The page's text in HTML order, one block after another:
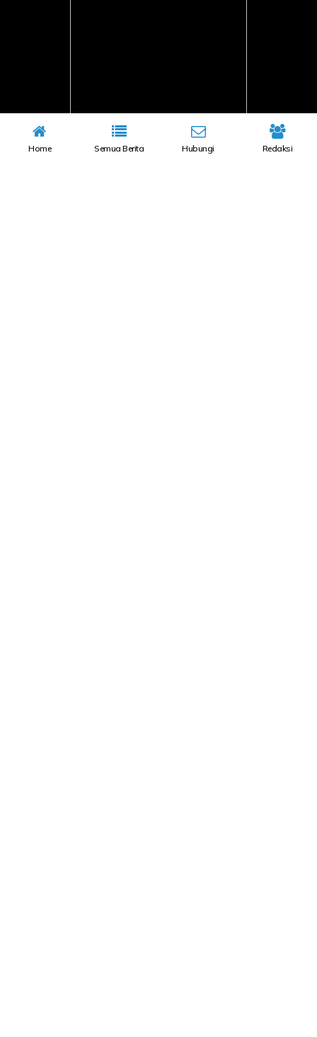
Home Semua Berita Hubungi Redaksi